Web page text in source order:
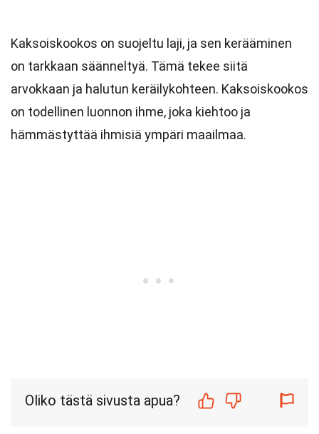
Kaksoiskookos on suojeltu laji, ja sen kerääminen
on tarkkaan säänneltyä. Tämä tekee siitä
arvokkaan ja halutun keräilykohteen. Kaksoiskookos
on todellinen luonnon ihme, joka kiehtoo ja
hämmästyttää ihmisiä ympäri maailmaa.
Oliko tästä sivusta apua?